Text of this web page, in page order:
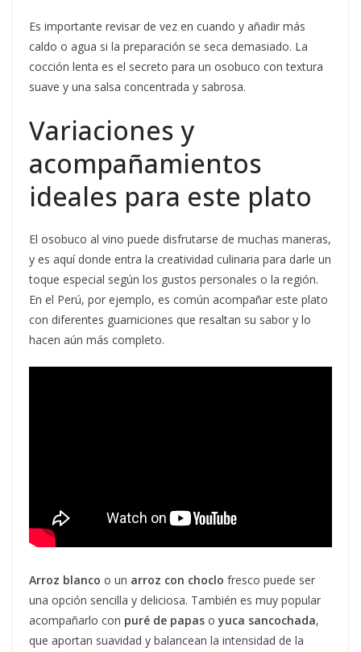
Es importante revisar de vez en cuando y añadir más
caldo o agua si la preparación se seca demasiado. La
cocción lenta es el secreto para un osobuco con textura
suave y una salsa concentrada y sabrosa.
Variaciones y
acompañamientos
ideales para este plato
El osobuco al vino puede disfrutarse de muchas maneras,
y es aquí donde entra la creatividad culinaria para darle un
toque especial según los gustos personales o la región.
En el Perú, por ejemplo, es común acompañar este plato
con diferentes guarniciones que resaltan su sabor y lo
hacen aún más completo.
Arroz blanco o un arroz con choclo fresco puede ser
una opción sencilla y deliciosa. También es muy popular
acompañarlo con puré de papas oyuca sancochada,
que aportan suavidad y balancean la intensidad de la